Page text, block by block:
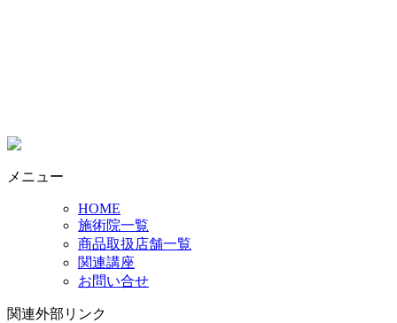
メニュー
HOME
施術院一覧
商品取扱店舗一覧
関連講座
お問い合せ
関連外部リンク